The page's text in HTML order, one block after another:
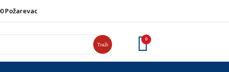
Požarevac
Traži
0